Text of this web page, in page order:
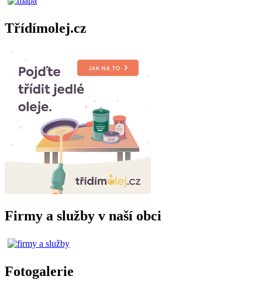
Třídímolej.cz
Firmy a služby v naší obci
Fotogalerie